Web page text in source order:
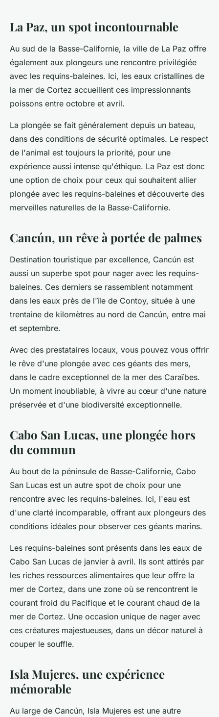
La Paz, un spot incontournable
Au sud de la Basse-Californie, la ville de La Paz offre
également aux plongeurs une rencontre privilégiée
avec les requins-baleines. Ici, les eaux cristallines de
la mer de Cortez accueillent ces impressionnants
poissons entre octobre et avril.
La plongée se fait généralement depuis un bateau,
dans des conditions de sécurité optimales. Le respect
de l'animal est toujours la priorité, pour une
expérience aussi intense qu'éthique. La Paz est donc
une option de choix pour ceux qui souhaitent allier
plongée avec les requins-baleines et découverte des
merveilles naturelles de la Basse-Californie.
Cancún, un rêve à portée de palmes
Destination touristique par excellence, Cancún est
aussi un superbe spot pour nager avec les requins-
baleines. Ces derniers se rassemblent notamment
dans les eaux près de l'île de Contoy, située à une
trentaine de kilomètres au nord de Cancún, entre mai
et septembre.
Avec des prestataires locaux, vous pouvez vous offrir
le rêve d'une plongée avec ces géants des mers,
dans le cadre exceptionnel de la mer des Caraïbes.
Un moment inoubliable, à vivre au cœur d'une nature
préservée et d'une biodiversité exceptionnelle.
Cabo San Lucas, une plongée hors
du commun
Au bout de la péninsule de Basse-Californie, Cabo
San Lucas est un autre spot de choix pour une
rencontre avec les requins-baleines. Ici, l'eau est
d'une clarté incomparable, offrant aux plongeurs des
conditions idéales pour observer ces géants marins.
Les requins-baleines sont présents dans les eaux de
Cabo San Lucas de janvier à avril. Ils sont attirés par
les riches ressources alimentaires que leur offre la
mer de Cortez, dans une zone où se rencontrent le
courant froid du Pacifique et le courant chaud de la
mer de Cortez. Une occasion unique de nager avec
ces créatures majestueuses, dans un décor naturel à
couper le souffle.
Isla Mujeres, une expérience
mémorable
Au large de Cancún, Isla Mujeres est une autre